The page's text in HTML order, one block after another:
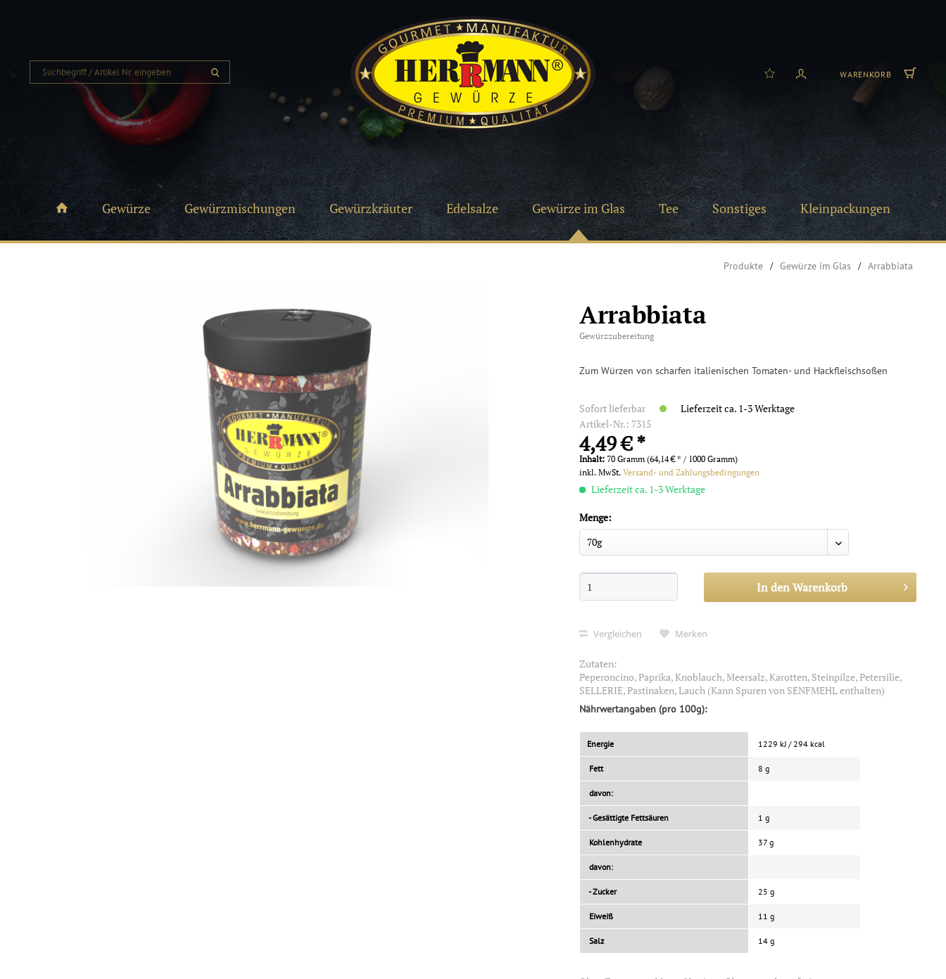
WARENKORB
Gewürze Gewürzmischungen Gewürzkräuter Edelsalze Gewürze im Glas Tee Sonstiges Kleinpackungen
Produkte Gewürze im Glas Arrabbiata
Arrabbiata
Gewürzzubereitung
Zum Würzen von scharfen italienischen Tomaten- und Hackfleischsoßen
Sofort lieferbar
Lieferzeit ca. 1-3 Werktage
Artikel-Nr.: 7315
4,49 € *
Inhalt:70 Gramm (64,14 € * / 1000 Gramm)
inkl. MwSt.Versand- und Zahlungsbedingungen
Lieferzeit ca. 1-3 Werktage
Menge:
In denWarenkorb
Vergleichen Merken
Zutaten:
Peperoncino, Paprika, Knoblauch, Meersalz, Karotten, Steinpilze, Petersilie,
SELLERIE, Pastinaken, Lauch (Kann Spuren von SENFMEHL enthalten)
Nährwertangaben (pro 100g):
Energie 1229 kJ / 294 kcal
Fett 8 g
davon:
- Gesättigte Fettsäuren 1 g
Kohlenhydrate 37 g
davon:
- Zucker 25 g
Eiweiß 11 g
Salz 14 g